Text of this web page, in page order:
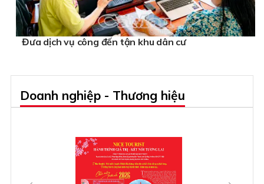
Đưa dịch vụ công đến tận khu dân cư
Doanh nghiệp - Thương hiệu